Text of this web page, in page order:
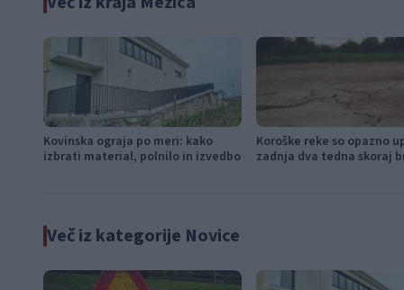
Kovinska ograja po meri: kako
izbrati material, polnilo in izvedbo
Koroške reke so opazno
zadnja dva tedna skoraj
Več iz kategorije Novice